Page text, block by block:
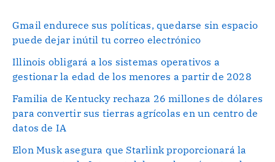
Gmail endurece sus políticas, quedarse sin espacio
puede dejar inútil tu correo electrónico
Illinois obligará a los sistemas operativos a
gestionar la edad de los menores a partir de 2028
Familia de Kentucky rechaza 26 millones de dólares
para convertir sus tierras agrícolas en un centro de
datos de IA
Elon Musk asegura que Starlink proporcionará la